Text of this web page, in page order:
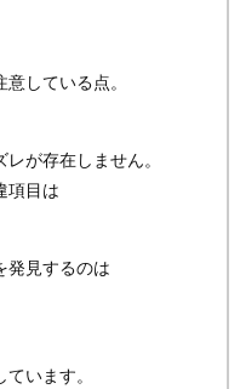
している点。
が存在しません。
項目は
発見するのは
います。